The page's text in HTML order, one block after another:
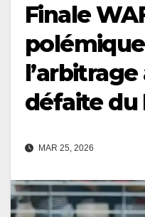
Finale
défaite du
MAR 25, 2026